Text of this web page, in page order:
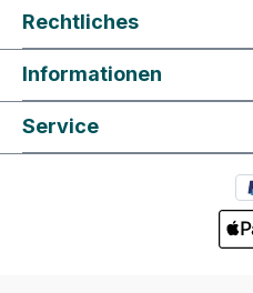
Rechtliches
Informationen
Service